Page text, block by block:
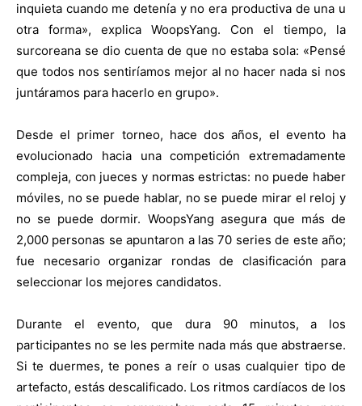
inquieta cuando me detenía y no era productiva de una u
otra forma», explica WoopsYang. Con el tiempo, la
surcoreana se dio cuenta de que no estaba sola: «Pensé
que todos nos sentiríamos mejor al no hacer nada si nos
juntáramos para hacerlo en grupo».
Desde el primer torneo, hace dos años, el evento ha
evolucionado hacia una competición extremadamente
compleja, con jueces y normas estrictas: no puede haber
móviles, no se puede hablar, no se puede mirar el reloj y
no se puede dormir. WoopsYang asegura que más de
2,000 personas se apuntaron a las 70 series de este año;
fue necesario organizar rondas de clasificación para
seleccionar los mejores candidatos.
Durante el evento, que dura 90 minutos, a los
participantes no se les permite nada más que abstraerse.
Si te duermes, te pones a reír o usas cualquier tipo de
artefacto, estás descalificado. Los ritmos cardíacos de los